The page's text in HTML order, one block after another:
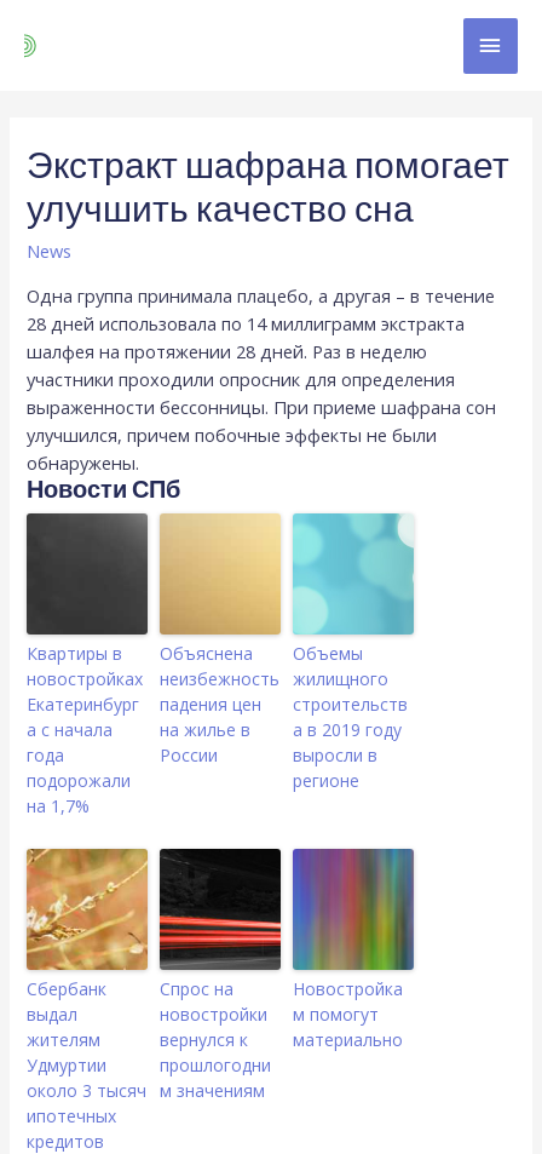
Экстракт шафрана помогает
улучшить качество сна
News
Одна группа принимала плацебо, а другая – в течение
28 дней использовала по 14 миллиграмм экстракта
шалфея на протяжении 28 дней. Раз в неделю
участники проходили опросник для определения
выраженности бессонницы. При приеме шафрана сон
улучшился, причем побочные эффекты не были
обнаружены.
Новости СПб
Квартиры в
новостройках
Екатеринбург
а с начала
года
подорожали
на 1,7%
Объяснена
неизбежность
падения цен
на жилье в
России
Объемы
жилищного
строительств
а в 2019 году
выросли в
регионе
Сбербанк
выдал
жителям
Удмуртии
около 3 тысяч
ипотечных
кредитов
Спрос на
новостройки
вернулся к
прошлогодни
м значениям
Новостройка
м помогут
материально